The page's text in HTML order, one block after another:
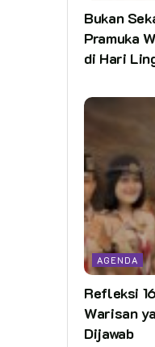
Bukan
Pramuka
di Hari
AGENDA
Refleksi
Warisan
Dijawab